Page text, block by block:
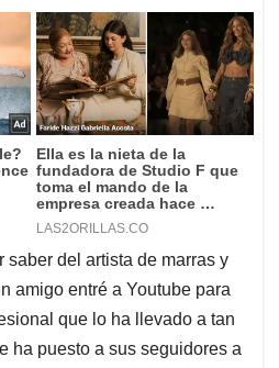
saber del artista de marras y
amigo entré a Youtube para
que lo ha llevado a tan
ha puesto a sus seguidores a